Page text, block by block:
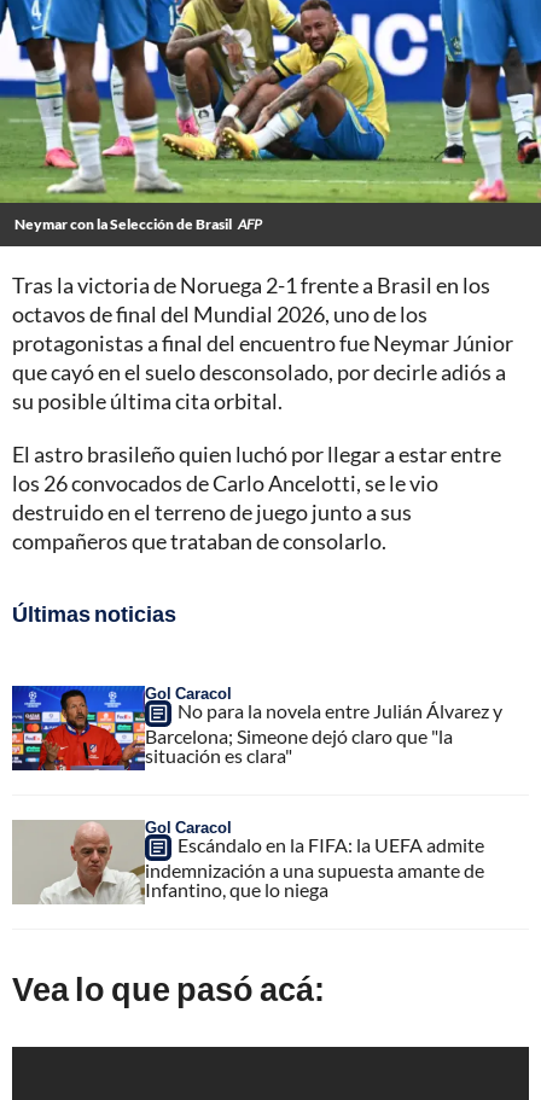
Neymar con la Selección de Brasil AFP
Tras la victoria de Noruega 2-1 frente a Brasil en los
octavos de final del Mundial 2026, uno de los
protagonistas a final del encuentro fue Neymar Júnior
que cayó en el suelo desconsolado, por decirle adiós a
su posible última cita orbital.
El astro brasileño quien luchó por llegar a estar entre
los 26 convocados de Carlo Ancelotti, se le vio
destruido en el terreno de juego junto a sus
compañeros que trataban de consolarlo.
Últimas noticias
Gol Caracol
No para la novela entre Julián Álvarez y
Barcelona; Simeone dejó claro que "la
situación es clara"
Gol Caracol
Escándalo en la FIFA: la UEFA admite
indemnización a una supuesta amante de
Infantino, que lo niega
Vea lo que pasó acá: